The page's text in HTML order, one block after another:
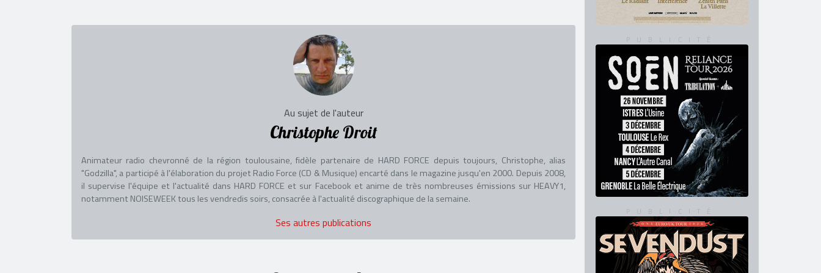
Au sujet de l'auteur
Christophe Droit
Animateur radio chevronné de la région toulousaine, fidèle partenaire de HARD FORCE depuis toujours, Christophe, alias
"Godzilla", a participé à l'élaboration du projet Radio Force (CD & Musique) encarté dans le magazine jusqu'en 2000. Depuis 2008,
il supervise l'équipe et l'actualité dans HARD FORCE et sur Facebook et anime de très nombreuses émissions sur HEAVY1,
notamment NOISEWEEK tous les vendredis soirs, consacrée à l'actualité discographique de la semaine.
Ses autres publications